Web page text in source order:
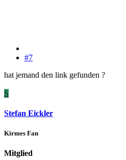
#7
hat jemand den link gefunden ?
S
Stefan Eickler
Kirmes Fan
Mitglied